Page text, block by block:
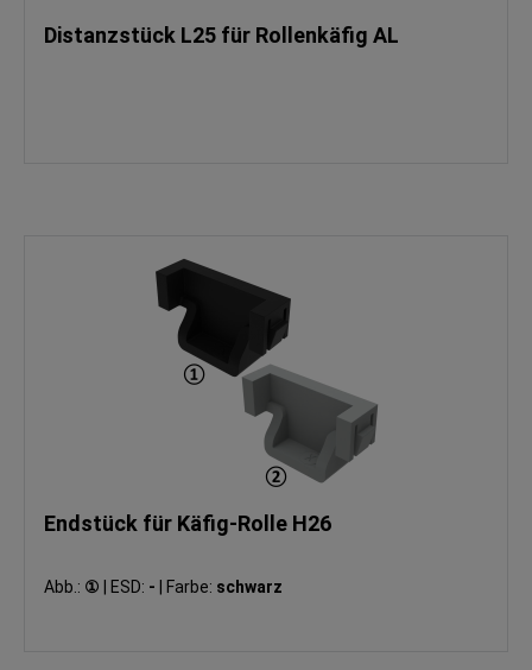
Distanzstück L25 für Rollenkäfig AL
Endstück für Käfig-Rolle H26
Abb.: ① ESD: - Farbe: schwarz